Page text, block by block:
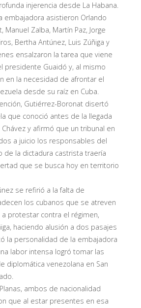
injerencia desde La Habana.
embajadora asistieron Orlando
Manuel Zalba, Martín Paz, Jorge
Bertha Antúnez, Luis Zúñiga y
ensalzaron la tarea que viene
presidente Guaidó y, al mismo
en la necesidad de afrontar el
desde su raíz en Cuba.
Gutiérrez-Boronat disertó
que conoció antes de la llegada
y afirmó que un tribunal en
a juicio los responsables del
de la dictadura castrista traería
que se busca hoy en territorio
se refirió a la falta de
los cubanos que se atreven
a protestar contra el régimen,
haciendo alusión a dos pasajes
la personalidad de la embajadora
labor intensa logró tomar las
diplomática venezolana en San
ambos de nacionalidad
que al estar presentes en esa